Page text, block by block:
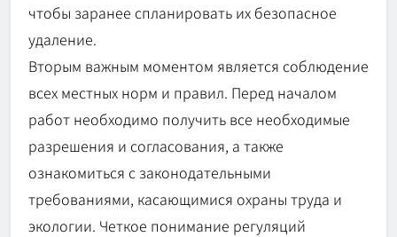
чтобы заранее спланировать их безопасное
удаление.
Вторым важным моментом является соблюдение
всех местных норм и правил. Перед началом
работ необходимо получить все необходимые
разрешения и согласования, а также
ознакомиться с законодательными
требованиями, касающимися охраны труда и
экологии. Четкое понимание регуляций